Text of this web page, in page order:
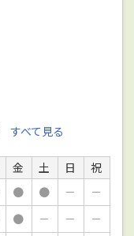
すべて見る
金 土 日
祝
● ● －
－
● － －
－